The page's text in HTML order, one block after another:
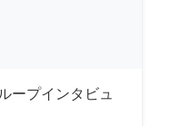
ープインタビュ